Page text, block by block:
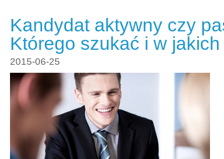
Kandydat aktywny czy
Którego szukać i w
2015-06-25